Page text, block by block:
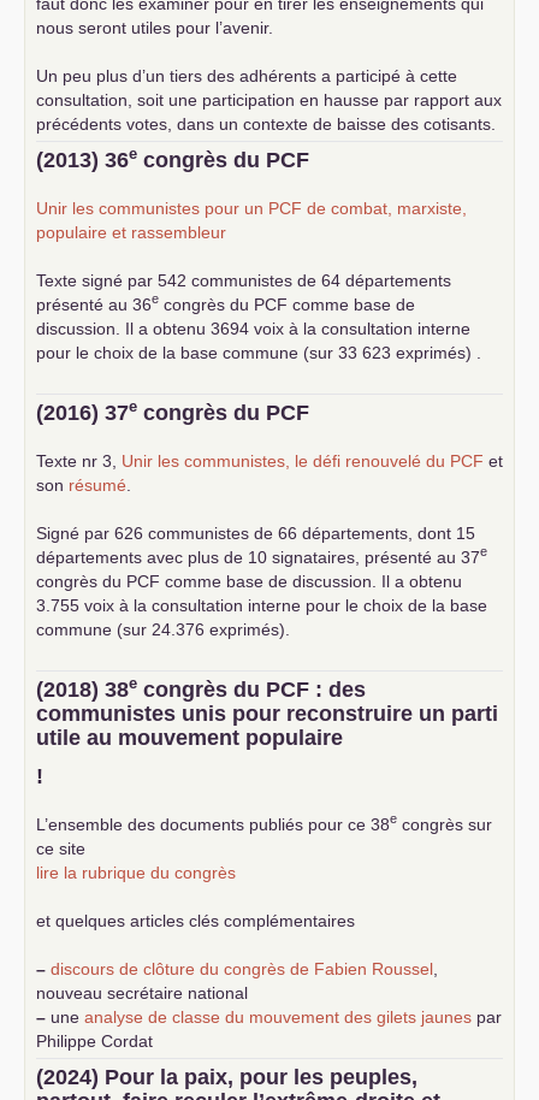
nous seront utiles pour l’avenir.
Un peu plus d’un tiers des adhérents a participé à cette
consultation, soit une participation en hausse par rapport aux
précédents votes, dans un contexte de baisse des cotisants.
... lire la suite
(2013) 36e congrès du PCF
Unir les communistes pour un PCF de combat, marxiste,
populaire et rassembleur
Texte signé par 542 communistes de 64 départements
présenté au 36e congrès du PCF comme base de
discussion. Il a obtenu 3694 voix à la consultation interne
pour le choix de la base commune (sur 33 623 exprimés) .
(2016) 37e congrès du PCF
Texte nr 3, Unir les communistes, le défi renouvelé du PCF et
son résumé
Signé par 626 communistes de 66 départements, dont 15
départements avec plus de 10 signataires, présenté au 37e
congrès du PCF comme base de discussion. Il a obtenu
3.755 voix à la consultation interne pour le choix de la base
commune (sur 24.376 exprimés).
(2018) 38e congrès du PCF : des
communistes unis pour reconstruire un parti
utile au mouvement populaire
!
L’ensemble des documents publiés pour ce 38e congrès sur
ce site
lire la rubrique du congrès
et quelques articles clés complémentaires
– discours de clôture du congrès de Fabien Roussel
nouveau secrétaire national
– une analyse de classe du mouvement des gilets jaunes par
Philippe Cordat
–
un texte de Jean-Claude Delaunay
le marxisme est la
science sociale de notre temps
(2024) Pour la paix, pour les peuples,